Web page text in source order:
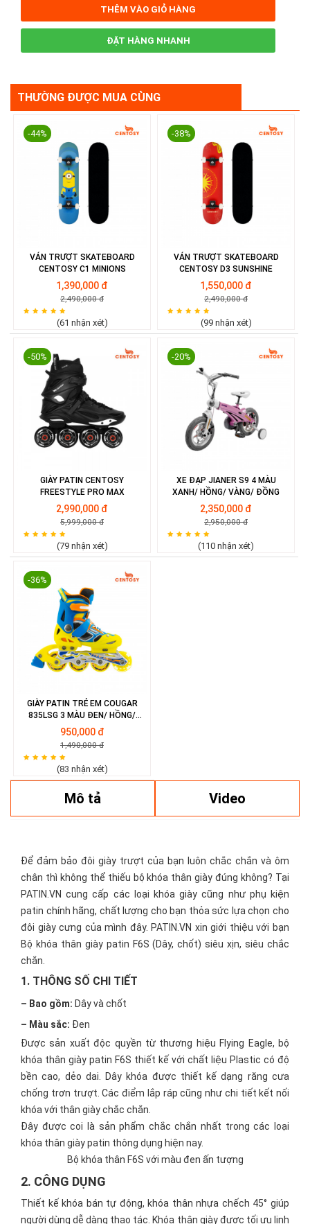
THÊM VÀO GIỎ HÀNG
ĐẶT HÀNG NHANH
THƯỜNG ĐƯỢC MUA CÙNG
-44%
VÁN TRƯỢT SKATEBOARD
CENTOSY C1 MINIONS
1,390,000 đ
2,490,000 đ
(61 nhận xét)
-38%
VÁN TRƯỢT SKATEBOARD
CENTOSY D3 SUNSHINE
1,550,000 đ
2,490,000 đ
(99 nhận xét)
-50%
GIÀY PATIN CENTOSY
FREESTYLE PRO MAX
2,990,000 đ
5,999,000 đ
(79 nhận xét)
-20%
XE ĐẠP JIANER S9 4 MÀU
XANH/ HỒNG/ VÀNG/ ĐỒNG
2,350,000 đ
2,950,000 đ
(110 nhận xét)
-36%
GIÀY PATIN TRẺ EM COUGAR
835LSG 3 MÀU ĐEN/ HỒNG/
XANH
950,000 đ
1,490,000 đ
(83 nhận xét)
Mô tả
Để đảm bảo đôi giày trượt của bạn luôn chắc chắn và ôm
chân thì không thể thiếu bộ khóa thân giày đúng không? Tại
PATIN.VN cung cấp các loại khóa giày cũng như phụ kiện
patin chính hãng, chất lượng cho bạn thỏa sức lựa chọn cho
đôi giày cưng của mình đây. PATIN.VN xin giới thiệu với bạn
Bộ khóa thân giày patin F6S (Dây, chốt) siêu xịn, siêu chắc
chắn.
1. THÔNG SỐ CHI TIẾT
– Bao gồm: Dâyvàchốt
– Màu sắc: Đen
Được sản xuất độc quyền từ thương hiệu Flying Eagle, bộ
khóa thân giày patin F6S thiết kế với chất liệu Plastic có độ
bền cao, dẻo dai. Dây khóa được thiết kế dạng răng cưa
chống trơn trượt. Các điểm lắp ráp cũng như chi tiết kết nối
khóa với thân giày chắc chắn.
Đây được coi là sản phẩm chắc chắn nhất trong các loại
khóa thân giày patin thông dụng hiện nay.
Bộ khóa thân F6S với màu đen ấn tượng
2. CÔNG DỤNG
Thiết kế khóa bán tự động, khóa thân nhựa chếch 45° giúp
người dùng dễ dàng thao tác. Khóa thân giày được tối ưu linh
Video